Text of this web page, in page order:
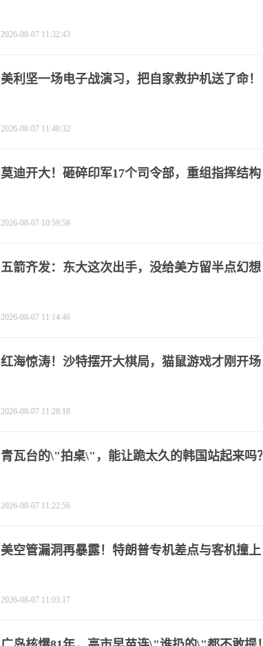
2026-08-07 11:32:43
美利坚一场电子战演习，把自家救护机送了命！
2026-08-07 11:40:32
莫迪开大！砸碎印军17个司令部，重组指挥结构
2026-08-07 10:59:58
五箭齐发：东大这次出手，没给美方留半点幻想
2026-08-07 11:14:46
红海惊涛！沙特摆开大棋局，猫鼠游戏才刚开场
2026-08-07 11:28:18
青瓦台的\"拍桌\"，能让跪太久的韩国站起来吗？
2026-08-07 11:22:56
美空管漏洞再暴露！特朗普专机差点与客机撞上
2026-08-07 11:03:17